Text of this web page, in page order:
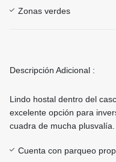
Zonas verdes
Descripción Adicional :
Lindo hostal dentro del
excelente opción para
cuadra de mucha plusvalía.
Cuenta con parqueo